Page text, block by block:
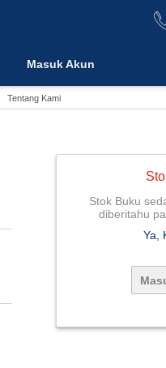
Masuk Akun
Tentang Kami
Stok Buku
diberitahu
Ya,